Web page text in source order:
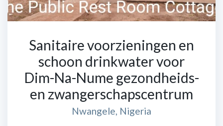
Sanitaire voorzieningen en
schoon drinkwater voor
Dim-Na-Nume gezondheids-
en zwangerschapscentrum
Nwangele, Nigeria